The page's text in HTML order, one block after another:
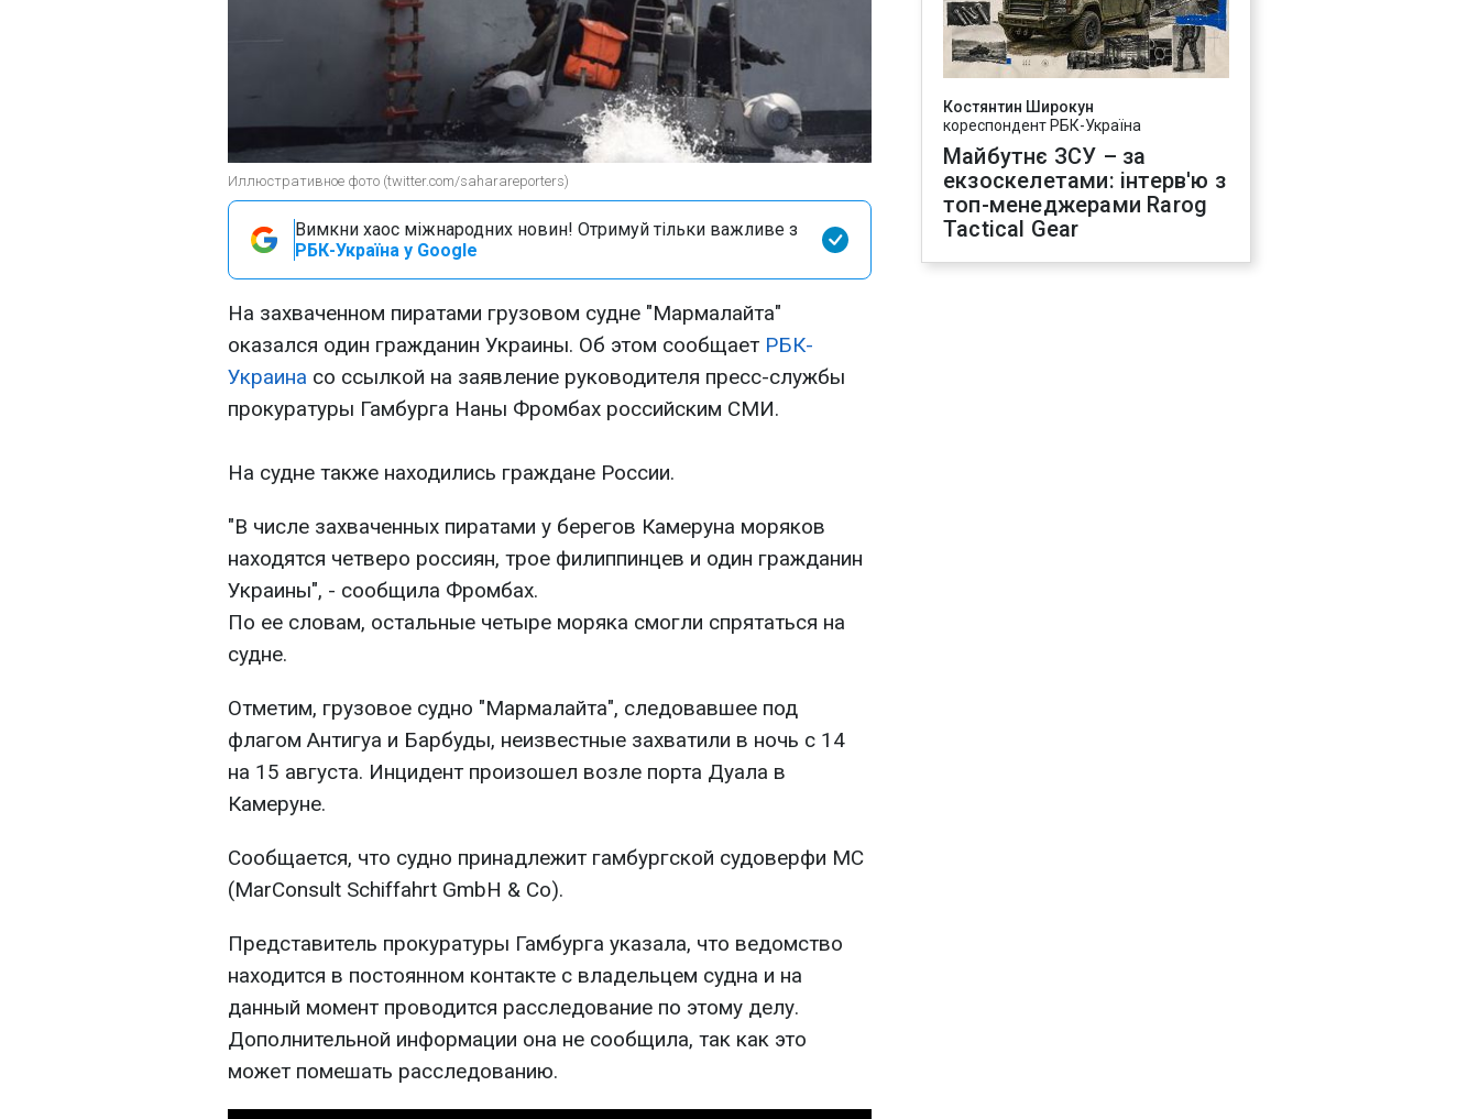
Иллюстративное фото (twitter.com/saharareporters)
Вимкни хаос міжнародних новин! Отримуй тільки важливе з
РБК-Україна у Google
На захваченном пиратами грузовом судне "Мармалайта"
оказался один гражданин Украины. Об этом сообщает РБК-
Украина со ссылкой на заявление руководителя пресс-службы
прокуратуры Гамбурга Наны Фромбах российским СМИ.
На судне также находились граждане России.
"В числе захваченных пиратами у берегов Камеруна моряков
находятся четверо россиян, трое филиппинцев и один гражданин
Украины", - сообщила Фромбах.
По ее словам, остальные четыре моряка смогли спрятаться на
судне.
Отметим, грузовое судно "Мармалайта", следовавшее под
флагом Антигуа и Барбуды, неизвестные захватили в ночь с 14
на 15 августа. Инцидент произошел возле порта Дуала в
Камеруне.
Сообщается, что судно принадлежит гамбургской судоверфи MC
(MarConsult Schiffahrt GmbH & Co).
Представитель прокуратуры Гамбурга указала, что ведомство
находится в постоянном контакте с владельцем судна и на
данный момент проводится расследование по этому делу.
Дополнительной информации она не сообщила, так как это
может помешать расследованию.
Костянтин Широкун
кореспондент РБК-Україна
Майбутнє ЗСУ – за
екзоскелетами: інтерв'ю з
топ-менеджерами Rarog
Tactical Gear